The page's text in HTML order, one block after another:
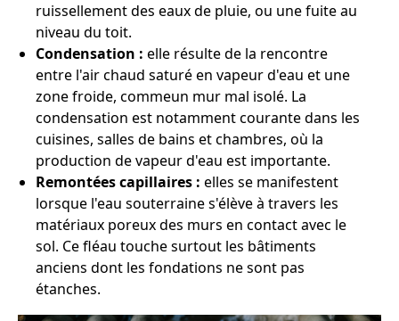
ruissellement des eaux de pluie, ou une fuite au
niveau du toit.
Condensation : elle résulte de la rencontre
entre l'air chaud saturé en vapeur d'eau et une
zone froide, commeun mur mal isolé. La
condensation est notamment courante dans les
cuisines, salles de bains et chambres, où la
production de vapeur d'eau est importante.
Remontées capillaires : elles se manifestent
lorsque l'eau souterraine s'élève à travers les
matériaux poreux des murs en contact avec le
sol. Ce fléau touche surtout les bâtiments
anciens dont les fondations ne sont pas
étanches.